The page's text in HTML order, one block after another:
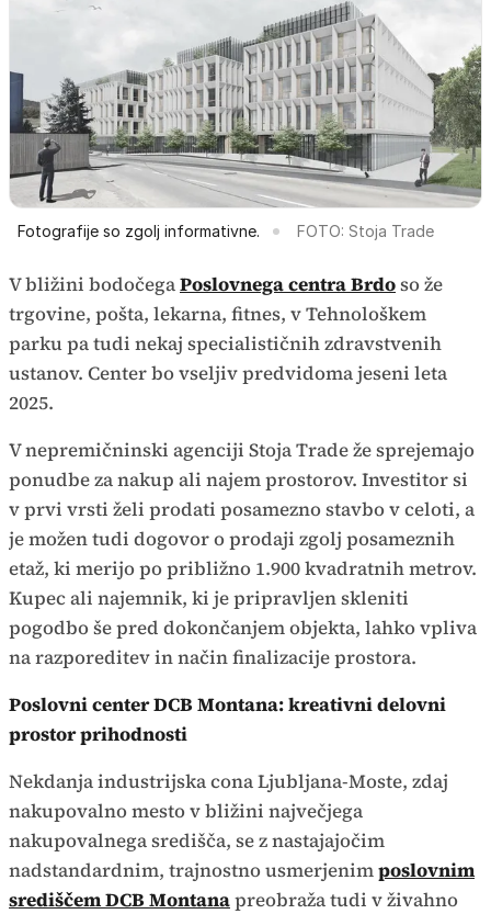
Fotografije so zgolj informativne. FOTO: Stoja Trade
V bližini bodočegaPoslovnega centra Brdoso že
trgovine, pošta, lekarna, fitnes, v Tehnološkem
parku pa tudi nekaj specialističnih zdravstvenih
ustanov. Center bo vseljiv predvidoma jeseni leta
2025.
V nepremičninski agenciji Stoja Trade že sprejemajo
ponudbe za nakup ali najem prostorov. Investitor si
v prvi vrsti želi prodati posamezno stavbo v celoti, a
je možen tudi dogovor o prodaji zgolj posameznih
etaž, ki merijo po približno 1.900 kvadratnih metrov.
Kupec ali najemnik, ki je pripravljen skleniti
pogodbo še pred dokončanjem objekta, lahko vpliva
na razporeditev in način finalizacije prostora.
Poslovni center DCB Montana: kreativni delovni
prostor prihodnosti
Nekdanja industrijska cona Ljubljana-Moste, zdaj
nakupovalno mesto v bližini največjega
nakupovalnega središča, se z nastajajočim
nadstandardnim, trajnostno usmerjenimposlovnim
središčem DCB Montanapreobraža tudi v živahno